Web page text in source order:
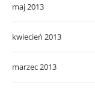
maj 2013
kwiecień 2013
marzec 2013